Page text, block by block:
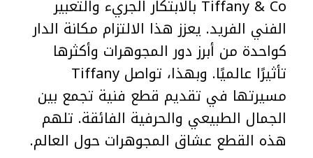
Tiffany & Co بالابتكار الجريء والتعبير
الفني الفريد. يعزز هذا الالتزام مكانة الدار
كواحدة من أبرز دور المجوهرات وأكثرها
تأثيرًا عالميًا. وبهذا، تواصل Tiffany
مسيرتها في تقديم قطع فنية تجمع بين
الجمال الطبيعي والحرفية الفائقة. تلهم
هذه القطع عشاق المجوهرات حول العالم.